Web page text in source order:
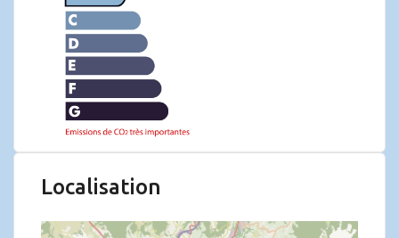
Localisation